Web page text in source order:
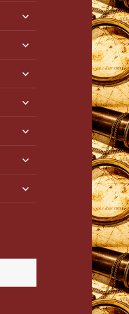
submenu
submenu
submenu
submenu
submenu
submenu
submenu